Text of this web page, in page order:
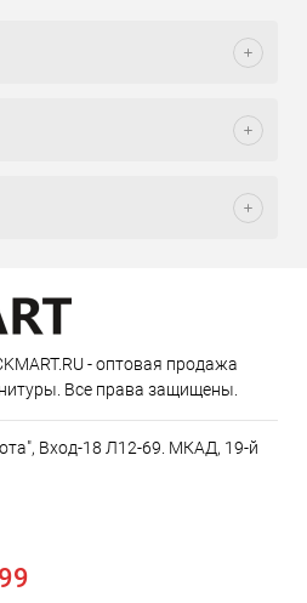
- оптовая продажа
Все права защищены.
Вход-18 Л12-69. МКАД, 19-й